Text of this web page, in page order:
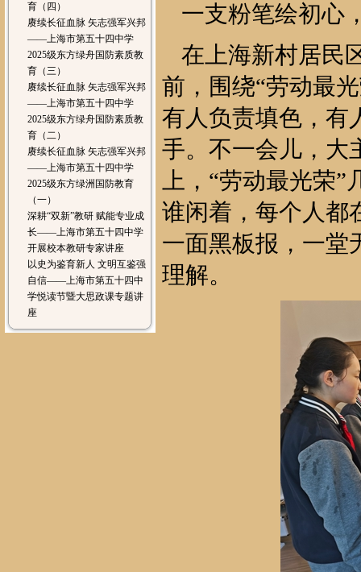
育（四）
赓续长征血脉 矢志强军兴邦
——上海市第五十四中学
2025级东方绿舟国防素质教
育（三）
赓续长征血脉 矢志强军兴邦
——上海市第五十四中学
2025级东方绿舟国防素质教
育（二）
赓续长征血脉 矢志强军兴邦
——上海市第五十四中学
2025级东方绿洲国防教育
（一）
深耕“双新”教研 赋能专业成
长——上海市第五十四中学
开展校本教研专家讲座
以史为鉴育新人 文明互鉴强
自信——上海市第五十四中
学悦读节暨大思政课专题讲
座
一支粉笔绘初心
在上海新村居民
前，围绕“劳动最
有人负责填色，有
手。不一会儿，大
上，“劳动最光荣
谁闲着，每个人都
一面黑板报，一
理解。